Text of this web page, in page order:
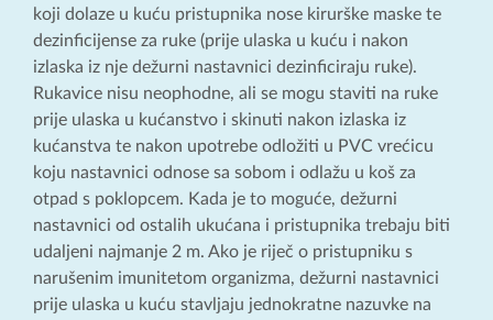
koji dolaze u kuću pristupnika nose kirurške maske te
dezinficijense za ruke (prije ulaska u kuću i nakon
izlaska iz nje dežurni nastavnici dezinficiraju ruke).
Rukavice nisu neophodne, ali se mogu staviti na ruke
prije ulaska u kućanstvo i skinuti nakon izlaska iz
kućanstva te nakon upotrebe odložiti u PVC vrećicu
koju nastavnici odnose sa sobom i odlažu u koš za
otpad s poklopcem. Kada je to moguće, dežurni
nastavnici od ostalih ukućana i pristupnika trebaju biti
udaljeni najmanje 2 m. Ako je riječ o pristupniku s
narušenim imunitetom organizma, dežurni nastavnici
prije ulaska u kuću stavljaju jednokratne nazuvke na